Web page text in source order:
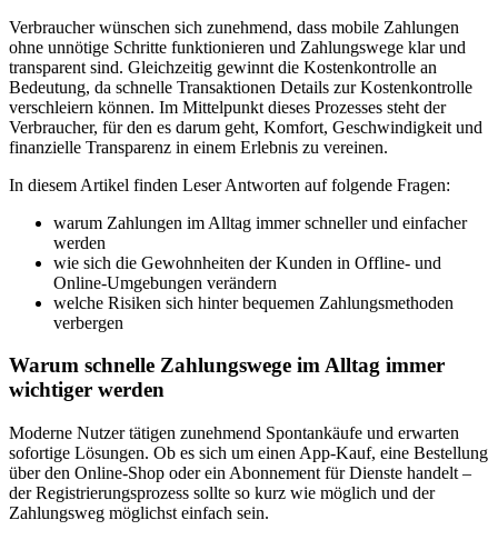
Verbraucher wünschen sich zunehmend, dass mobile Zahlungen
ohne unnötige Schritte funktionieren und Zahlungswege klar und
transparent sind. Gleichzeitig gewinnt die Kostenkontrolle an
Bedeutung, da schnelle Transaktionen Details zur Kostenkontrolle
verschleiern können. Im Mittelpunkt dieses Prozesses steht der
Verbraucher, für den es darum geht, Komfort, Geschwindigkeit und
finanzielle Transparenz in einem Erlebnis zu vereinen.
In diesem Artikel finden Leser Antworten auf folgende Fragen:
warum Zahlungen im Alltag immer schneller und einfacher
werden
wie sich die Gewohnheiten der Kunden in Offline- und
Online-Umgebungen verändern
welche Risiken sich hinter bequemen Zahlungsmethoden
verbergen
Warum schnelle Zahlungswege im Alltag immer
wichtiger werden
Moderne Nutzer tätigen zunehmend Spontankäufe und erwarten
sofortige Lösungen. Ob es sich um einen App-Kauf, eine Bestellung
über den Online-Shop oder ein Abonnement für Dienste handelt –
der Registrierungsprozess sollte so kurz wie möglich und der
Zahlungsweg möglichst einfach sein.